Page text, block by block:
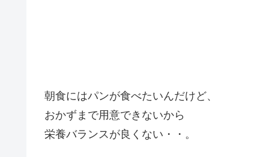
朝食にはパンが食べたいんだけど、
おかずまで用意できないから
栄養バランスが良くない・・。